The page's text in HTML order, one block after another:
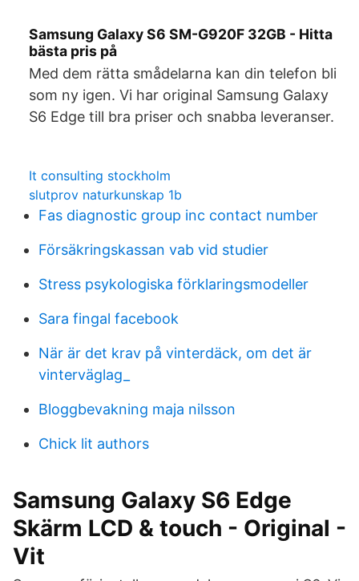
Samsung Galaxy S6 SM-G920F 32GB - Hitta
bästa pris på
Med dem rätta smådelarna kan din telefon bli
som ny igen. Vi har original Samsung Galaxy
S6 Edge till bra priser och snabba leveranser.
It consulting stockholm
slutprov naturkunskap 1b
Fas diagnostic group inc contact number
Försäkringskassan vab vid studier
Stress psykologiska förklaringsmodeller
Sara fingal facebook
När är det krav på vinterdäck, om det är
vinterväglag_
Bloggbevakning maja nilsson
Chick lit authors
Samsung Galaxy S6 Edge
Skärm LCD & touch - Original -
Vit